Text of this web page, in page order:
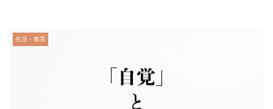
生活・教育